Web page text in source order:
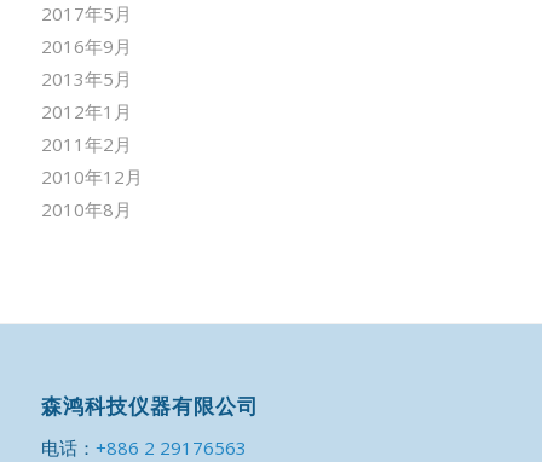
2017年5月
2016年9月
2013年5月
2012年1月
2011年2月
2010年12月
2010年8月
森鸿科技仪器有限公司
电话： +886 2 29176563